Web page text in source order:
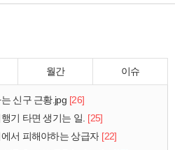
월간 이슈
신구 근황.jpg [26]
기 타면 생기는 일. [25]
서 피해야하는 상급자 [22]